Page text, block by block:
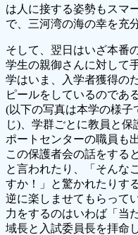
は人に接する姿勢もスマ
で、三河湾の海の幸を充
そして、翌日はいざ本番
学生の親御さんに対して
学はいま、入学者獲得の
ピールをしているのであ
(以下の写真は本学の様
じ)、学群ごとに教員と
ポートセンターの職員も
この保護者会の話をする
と言われたり、「そんな
すか！」と驚かれたりす
逆に楽しませてもらって
力をするのはいわば「当
域長と入試委員長を拝命